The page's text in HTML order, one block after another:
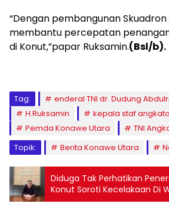
“Dengan pembangunan Skuadron
membantu percepatan
di Konut,”papar Ruksamin.(Bsl/b).
Tag:
enderal TNI dr. Dudung
H.Ruksamin
kepala staf
Pemda Konawe Utara
TNI
Topik:
Berita Konawe Utara
Diduga Tak Perhatikan
Konut Soroti Kecelakaan Di
Mining